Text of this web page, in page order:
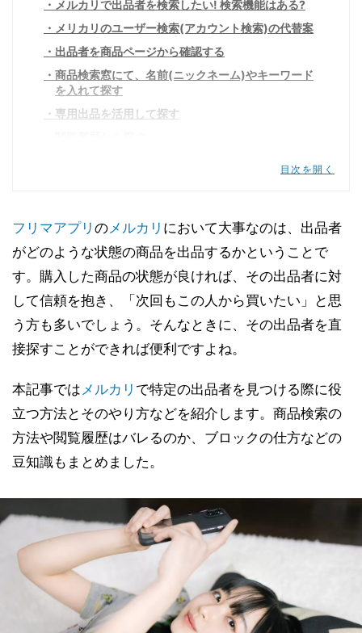
メルカリで出品者を検索したい! 検索機能はある?
メリカリのユーザー検索(アカウント検索)の代替案
出品者を商品ページから確認する
商品検索窓にて、名前(ニックネーム)やキーワード
を入れて探す
専用出品を活用して探す
【番外編】メルカリの便利な商品検索方法
メルカリで悪質な相手(購入者)をブロックするには
目次を開く
フリマアプリ のメルカリ において大事なのは、出品者
がどのような状態の商品を出品するかということで
す。購入した商品の状態が良ければ、その出品者に対
して信頼を抱き、「次回もこの人から買いたい」と思
う方も多いでしょう。そんなときに、その出品者を直
接探すことができれば便利ですよね。
本記事ではメルカリ で特定の出品者を見つける際に役
立つ方法とそのやり方などを紹介します。商品検索の
方法や閲覧履歴はバレるのか、ブロックの仕方などの
豆知識もまとめました。